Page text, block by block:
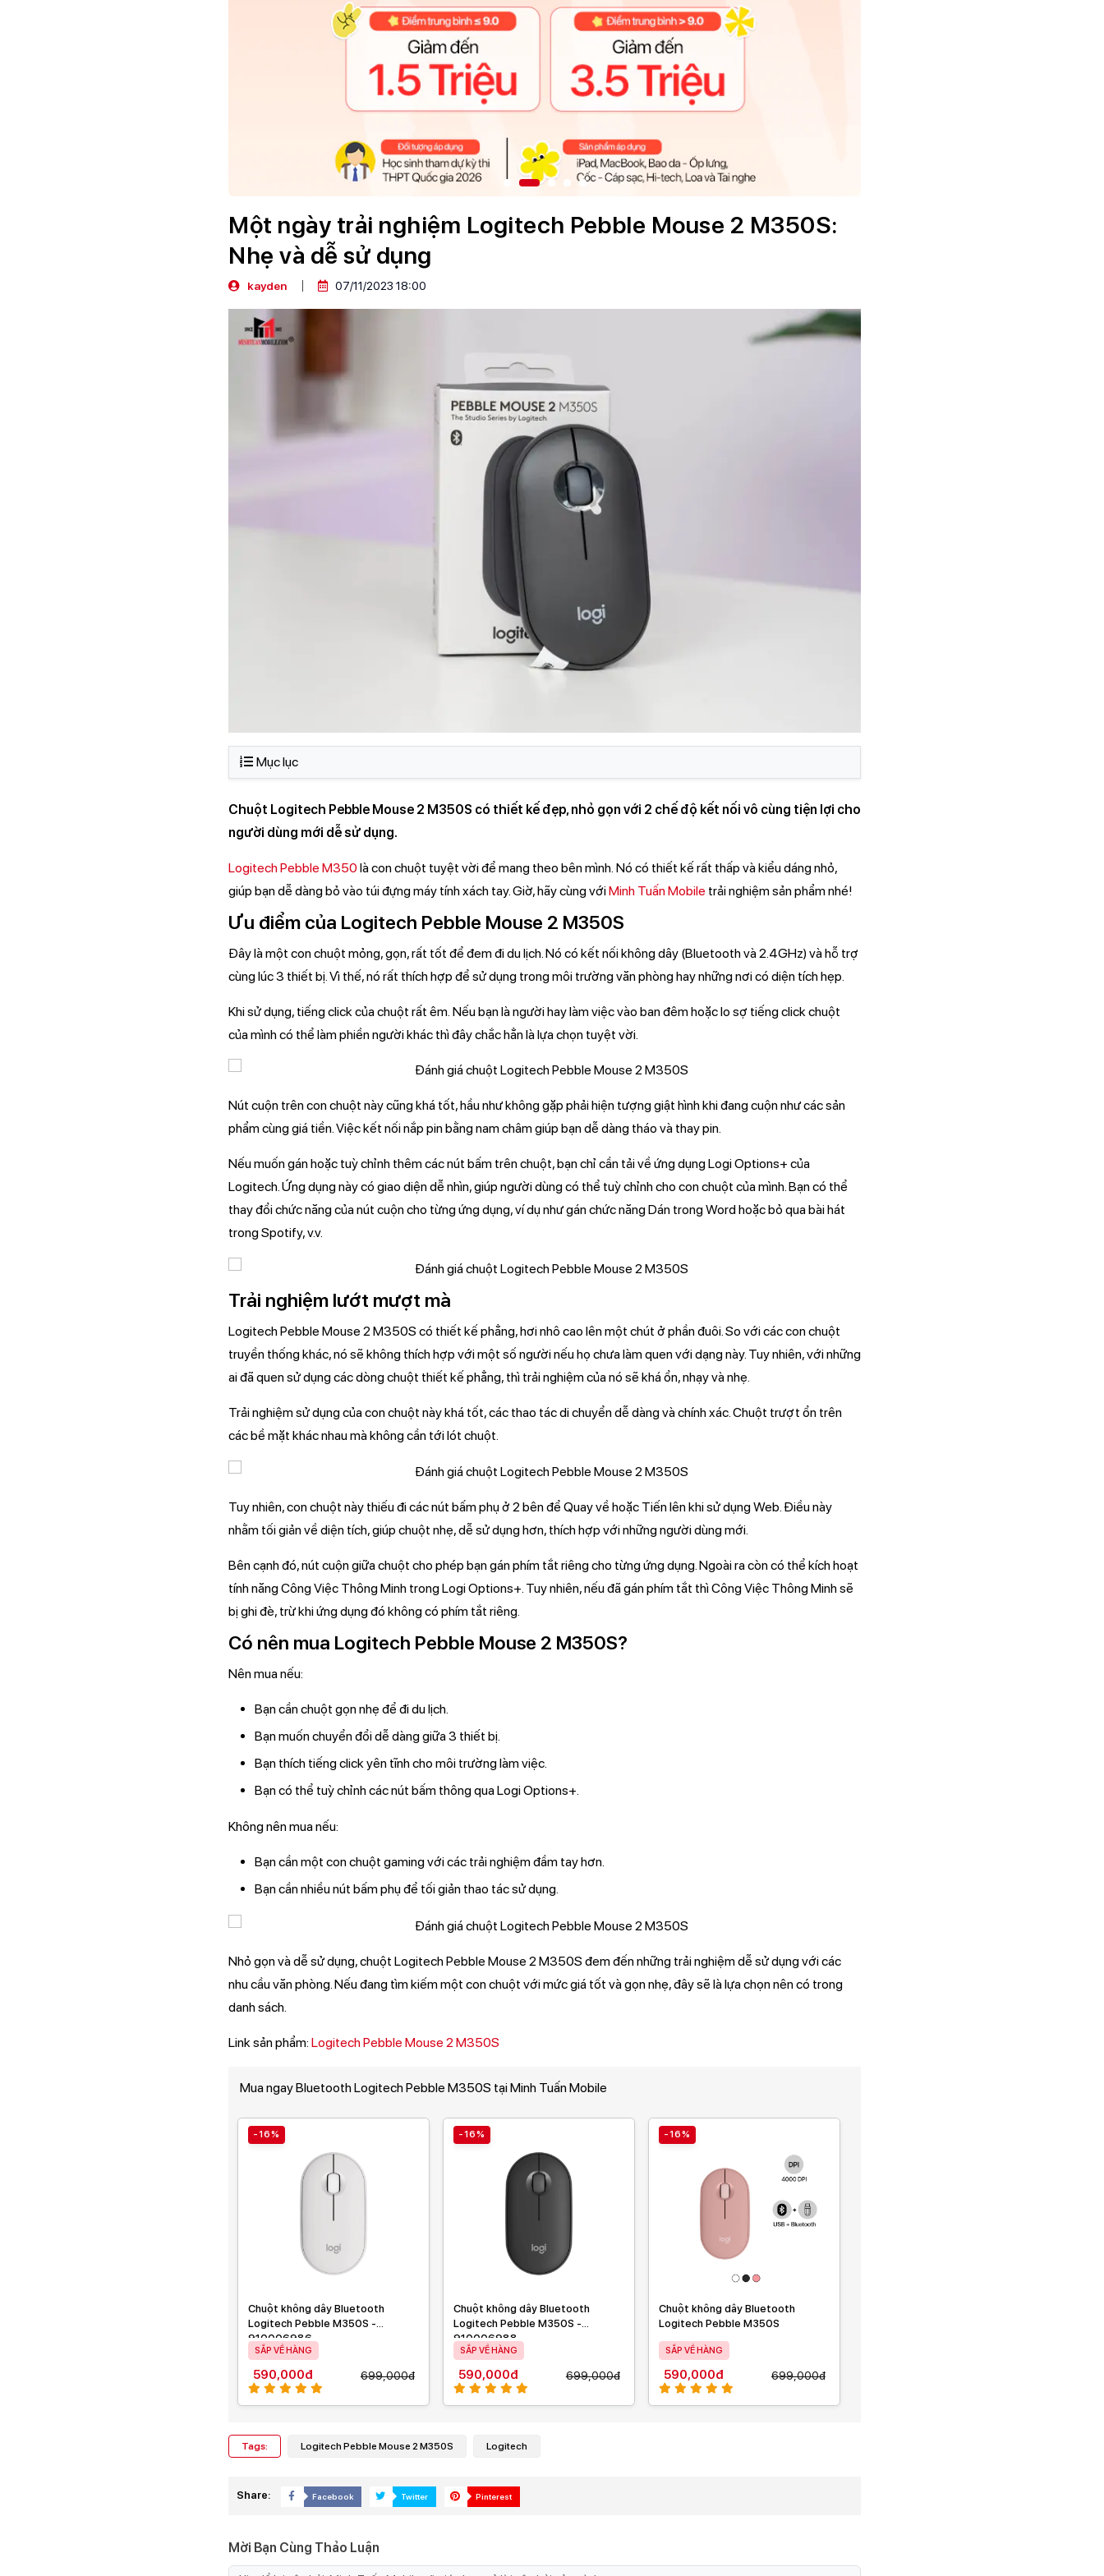
Một ngày trải nghiệm Logitech Pebble Mouse 2 M350S:
Nhẹ và dễ sử dụng
kayden 07/11/2023 18:00
Mục lục
Chuột Logitech Pebble Mouse 2 M350S có thiết kế đẹp, nhỏ gọn với 2 chế độ kết nối vô cùng tiện lợi cho
người dùng mới dễ sử dụng.
Logitech Pebble M350 là con chuột tuyệt vời để mang theo bên mình. Nó có thiết kế rất thấp và kiểu dáng nhỏ,
giúp bạn dễ dàng bỏ vào túi đựng máy tính xách tay. Giờ, hãy cùng vớiMinh Tuấn Mobile trải nghiệm sản phẩm nhé!
Ưu điểm của Logitech Pebble Mouse 2 M350S
Đây là một con chuột mỏng, gọn, rất tốt để đem đi du lịch. Nó có kết nối không dây (Bluetooth và 2.4GHz) và hỗ trợ
cùng lúc 3 thiết bị. Vì thế, nó rất thích hợp để sử dụng trong môi trường văn phòng hay những nơi có diện tích hẹp.
Khi sử dụng, tiếng click của chuột rất êm. Nếu bạn là người hay làm việc vào ban đêm hoặc lo sợ tiếng click chuột
của mình có thể làm phiền người khác thì đây chắc hẳn là lựa chọn tuyệt vời.
Nút cuộn trên con chuột này cũng khá tốt, hầu như không gặp phải hiện tượng giật hình khi đang cuộn như các sản
phẩm cùng giá tiền. Việc kết nối nắp pin bằng nam châm giúp bạn dễ dàng tháo và thay pin.
Nếu muốn gán hoặc tuỳ chỉnh thêm các nút bấm trên chuột, bạn chỉ cần tải về ứng dụng Logi Options+ của
Logitech. Ứng dụng này có giao diện dễ nhìn, giúp người dùng có thể tuỳ chỉnh cho con chuột của mình. Bạn có thể
thay đổi chức năng của nút cuộn cho từng ứng dụng, ví dụ như gán chức năng Dán trong Word hoặc bỏ qua bài hát
trong Spotify, v.v.
Trải nghiệm lướt mượt mà
Logitech Pebble Mouse 2 M350S có thiết kế phẳng, hơi nhô cao lên một chút ở phần đuôi. So với các con chuột
truyền thống khác, nó sẽ không thích hợp với một số người nếu họ chưa làm quen với dạng này. Tuy nhiên, với những
ai đã quen sử dụng các dòng chuột thiết kế phẳng, thì trải nghiệm của nó sẽ khá ổn, nhạy và nhẹ.
Trải nghiệm sử dụng của con chuột này khá tốt, các thao tác di chuyển dễ dàng và chính xác. Chuột trượt ổn trên
các bề mặt khác nhau mà không cần tới lót chuột.
Tuy nhiên, con chuột này thiếu đi các nút bấm phụ ở 2 bên để Quay về hoặc Tiến lên khi sử dụng Web. Điều này
nhằm tối giản về diện tích, giúp chuột nhẹ, dễ sử dụng hơn, thích hợp với những người dùng mới.
Bên cạnh đó, nút cuộn giữa chuột cho phép bạn gán phím tắt riêng cho từng ứng dụng. Ngoài ra còn có thể kích hoạt
tính năng Công Việc Thông Minh trong Logi Options+. Tuy nhiên, nếu đã gán phím tắt thì Công Việc Thông Minh sẽ
bị ghi đè, trừ khi ứng dụng đó không có phím tắt riêng.
Có nên mua Logitech Pebble Mouse 2 M350S?
Nên mua nếu:
Bạn cần chuột gọn nhẹ để đi du lịch.
Bạn muốn chuyển đổi dễ dàng giữa 3 thiết bị.
Bạn thích tiếng click yên tĩnh cho môi trường làm việc.
Bạn có thể tuỳ chỉnh các nút bấm thông qua Logi Options+.
Không nên mua nếu:
Bạn cần một con chuột gaming với các trải nghiệm đầm tay hơn.
Bạn cần nhiều nút bấm phụ để tối giản thao tác sử dụng.
Nhỏ gọn và dễ sử dụng, chuột Logitech Pebble Mouse 2 M350S đem đến những trải nghiệm dễ sử dụng với các
nhu cầu văn phòng. Nếu đang tìm kiếm một con chuột với mức giá tốt và gọn nhẹ, đây sẽ là lựa chọn nên có trong
danh sách.
Link sản phẩm:Logitech Pebble Mouse 2 M350S
Mua ngay Bluetooth Logitech Pebble M350S tại Minh Tuấn Mobile
-16%
Chuột không dây Bluetooth
Logitech Pebble M350S -
910006986
SẮP VỀ HÀNG
590,000đ 699,000đ
-16%
Chuột không dây Bluetooth
Logitech Pebble M350S -
910006988
SẮP VỀ HÀNG
590,000đ 699,000đ
-16%
Chuột không dây Bluetooth
Logitech Pebble M350S
SẮP VỀ HÀNG
590,000đ 699,000đ
Tags: Logitech Pebble Mouse 2 M350S Logitech
Share: Facebook Twitter Pinterest
Mời Bạn Cùng Thảo Luận